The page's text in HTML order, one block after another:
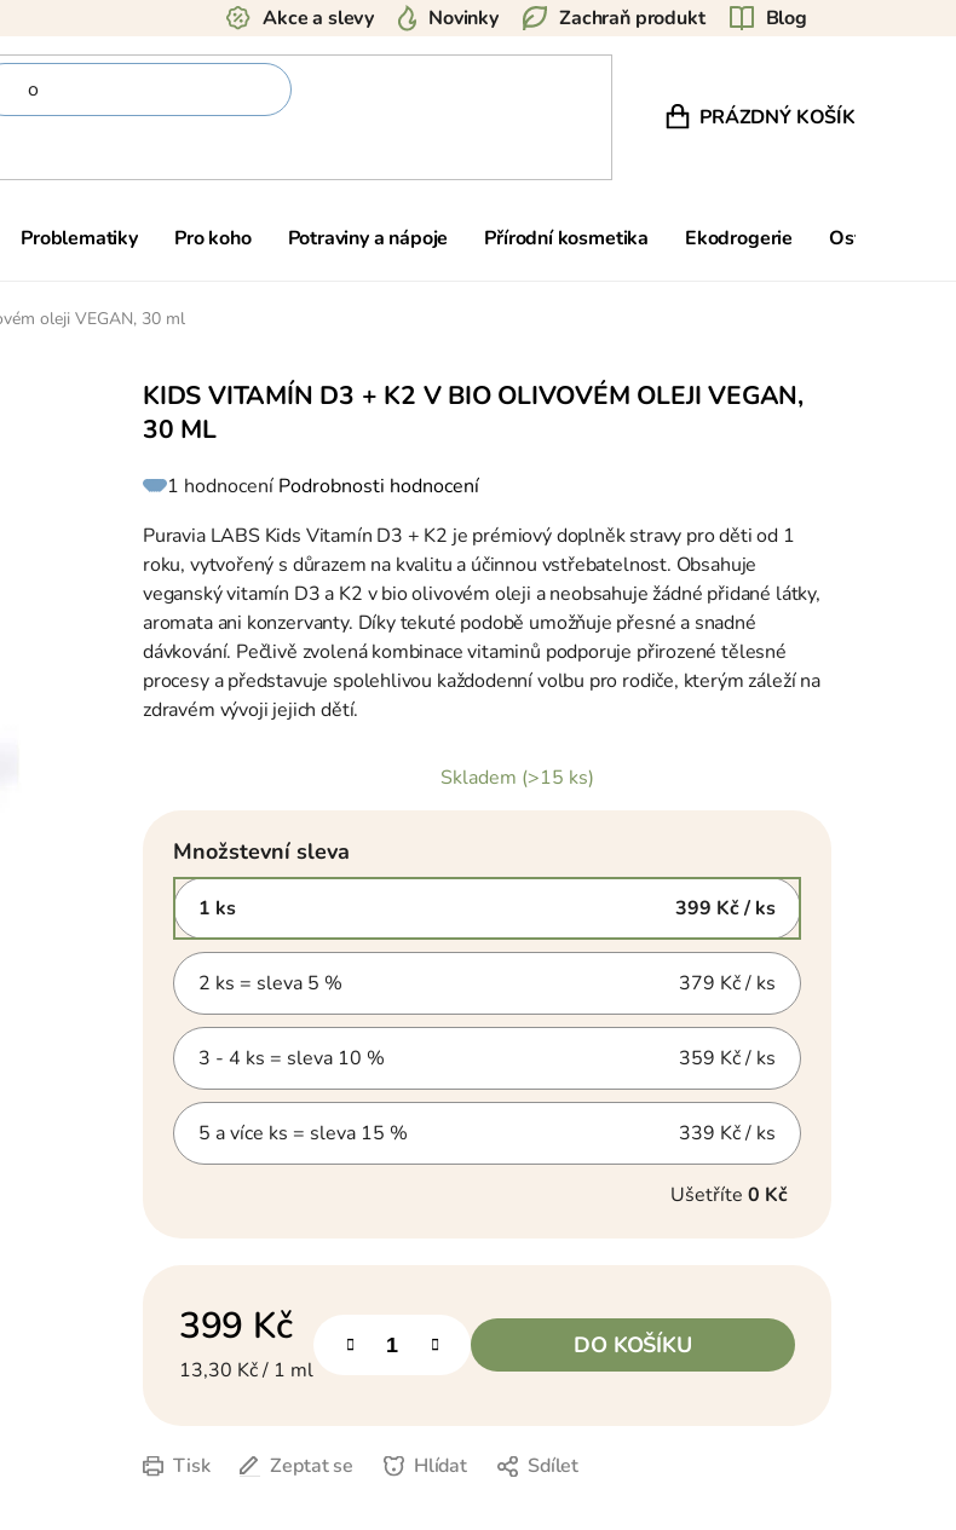
Blog
Zachraň produkt
Novinky
Akce a slevy
NÁKUPNÍ KOŠÍK
PRÁZDNÝ KOŠÍK
Problematiky Pro koho Potraviny a nápoje Přírodní kosmetika Ekodrogerie Ostatní
oleji VEGAN, 30 ml
KIDS VITAMÍN D3 + K2 V BIO OLIVOVÉM OLEJI VEGAN,
30 ML
Průměrné
hodnocení
5,0
z
5
hvězdiček.
1 hodnocení Podrobnosti hodnocení
Puravia LABS Kids Vitamín D3 + K2 je prémiový doplněk stravy pro děti od 1
roku, vytvořený s důrazem na kvalitu a účinnou vstřebatelnost. Obsahuje
veganský vitamín D3 a K2 v bio olivovém oleji a neobsahuje žádné přidané látky,
aromata ani konzervanty. Díky tekuté podobě umožňuje přesné a snadné
dávkování. Pečlivě zvolená kombinace vitaminů podporuje přirozené tělesné
procesy a představuje spolehlivou každodenní volbu pro rodiče, kterým záleží na
zdravém vývoji jejich dětí.
Skladem (>15 ks)
Množstevní sleva
1 ks 399 Kč/ ks
2 ks = sleva 5 % 379 Kč/ ks
3 - 4 ks = sleva 10 % 359 Kč/ ks
5 a více ks = sleva 15 % 339 Kč/ ks
Ušetříte 0 Kč
399 Kč
Měrná cena:
13,30 Kč / 1 ml
DO KOŠÍKU
Tisk Zeptat se Hlídat Sdílet